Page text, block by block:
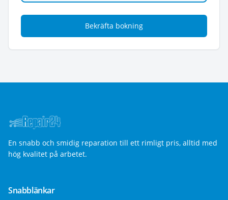
Bekräfta bokning
En snabb och smidig reparation till ett rimligt pris, alltid med
hög kvalitet på arbetet.
Snabblänkar